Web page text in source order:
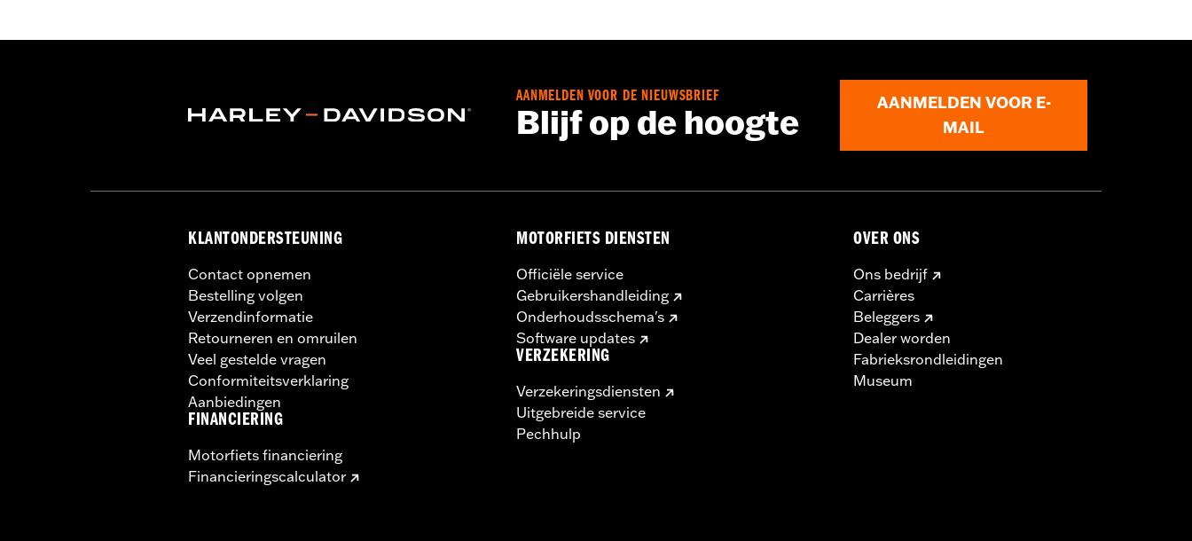
om informatie.
AANMELDEN VOOR DE NIEUWSBRIEF
Blijf op de hoogte
AANMELDEN VOOR E-
MAIL
KLANTONDERSTEUNING
Contact opnemen
Bestelling volgen
Verzendinformatie
Retourneren en omruilen
Veel gestelde vragen
Conformiteitsverklaring
Aanbiedingen
FINANCIERING
Motorfiets financiering
Financieringscalculator
MOTORFIETS DIENSTEN
Officiële service
Gebruikershandleiding
Onderhoudsschema's
Software updates
VERZEKERING
Verzekeringsdiensten
Uitgebreide service
Pechhulp
OVER ONS
Ons bedrijf
Carrières
Beleggers
Dealer worden
Fabrieksrondleidingen
Museum